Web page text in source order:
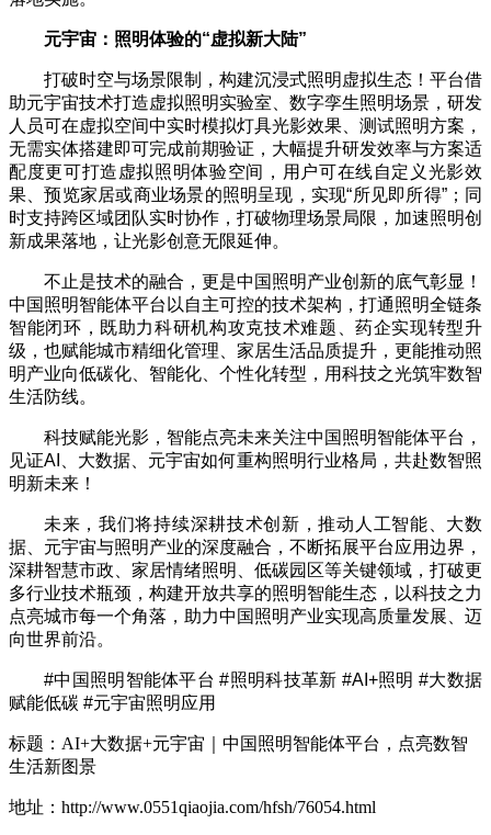
元宇宙：照明体验的“虚拟新大陆”
打破时空与场景限制，构建沉浸式照明虚拟生态！平台借
助元宇宙技术打造虚拟照明实验室、数字孪生照明场景，研发
人员可在虚拟空间中实时模拟灯具光影效果、测试照明方案，
无需实体搭建即可完成前期验证，大幅提升研发效率与方案适
配度更可打造虚拟照明体验空间，用户可在线自定义光影效
果、预览家居或商业场景的照明呈现，实现“所见即所得”；同
时支持跨区域团队实时协作，打破物理场景局限，加速照明创
新成果落地，让光影创意无限延伸。
不止是技术的融合，更是中国照明产业创新的底气彰显！
中国照明智能体平台以自主可控的技术架构，打通照明全链条
智能闭环，既助力科研机构攻克技术难题、药企实现转型升
级，也赋能城市精细化管理、家居生活品质提升，更能推动照
明产业向低碳化、智能化、个性化转型，用科技之光筑牢数智
生活防线。
科技赋能光影，智能点亮未来关注中国照明智能体平台，
见证AI、大数据、元宇宙如何重构照明行业格局，共赴数智照
明新未来！
未来，我们将持续深耕技术创新，推动人工智能、大数
据、元宇宙与照明产业的深度融合，不断拓展平台应用边界，
深耕智慧市政、家居情绪照明、低碳园区等关键领域，打破更
多行业技术瓶颈，构建开放共享的照明智能生态，以科技之力
点亮城市每一个角落，助力中国照明产业实现高质量发展、迈
向世界前沿。
#中国照明智能体平台 #照明科技革新 #AI+照明 #大数据
赋能低碳 #元宇宙照明应用
标题：AI+大数据+元宇宙｜中国照明智能体平台，点亮数智
生活新图景
地址：http://www.0551qiaojia.com/hfsh/76054.html